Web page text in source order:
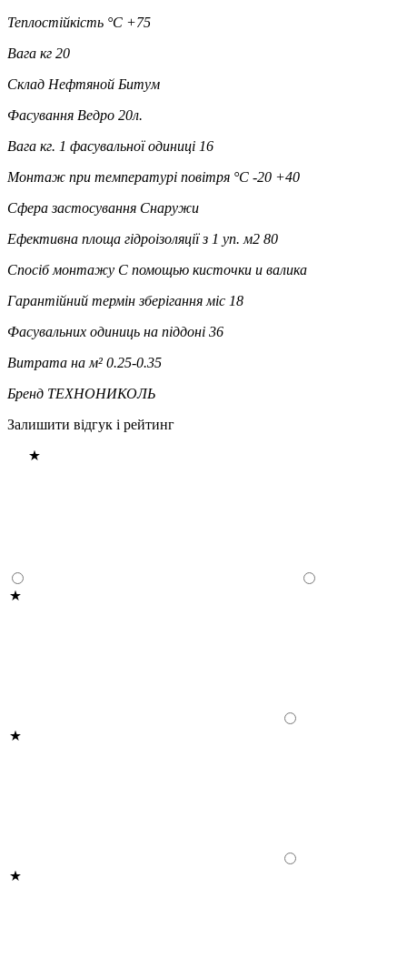
Теплостійкість °C +75
Вага кг 20
Склад Нефтяной Битум
Фасування Ведро 20л.
Вага кг. 1 фасувальної одиниці 16
Монтаж при температурі повітря °C -20 +40
Сфера застосування Снаружи
Ефективна площа гідроізоляції з 1 уп. м2 80
Спосіб монтажу С помощью кисточки и валика
Гарантійний термін зберігання міс 18
Фасувальних одиниць на піддоні 36
Витрата на м² 0.25-0.35
Бренд ТЕХНОНИКОЛЬ
Залишити відгук і рейтинг